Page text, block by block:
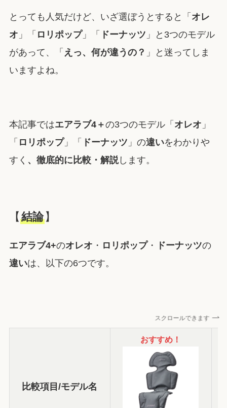
とっても人気だけど、いざ選ぼうとすると「 オレ
オ 」「 ロリポップ」「 ドーナッツ 」と3つのモデル
があって、「 えっ、何が違うの？ 」と迷ってしま
いますよね。
本記事ではエアラブ4＋の3つのモデル「 オレオ 」
「 ロリポップ」「 ドーナッツ 」の違いをわかりや
すく 、徹底的に比較・解説します。
【結論】
エアラブ4+のオレオ ・ ロリポップ・ ドーナッツの
違いは、以下の6つです。
スクロールできます
比較項目/モデル名
おすすめ！